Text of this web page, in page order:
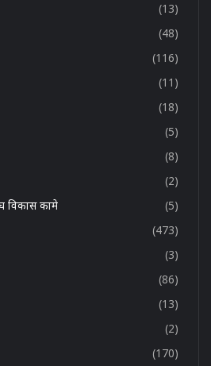
(13)
(48)
(116)
(11)
(18)
(5)
(8)
(2)
विकास कामे
(5)
(473)
(3)
(86)
(13)
(2)
(170)